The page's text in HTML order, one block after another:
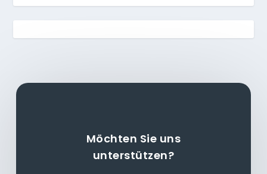
Möchten Sie uns
unterstützen?